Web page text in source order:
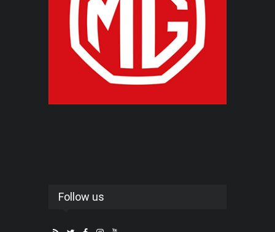
Follow us